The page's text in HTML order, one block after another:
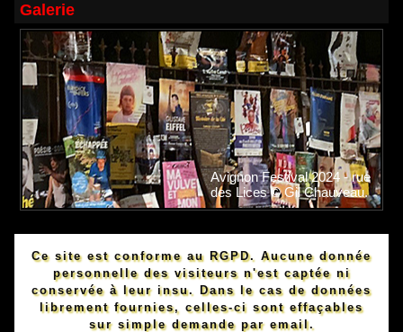
Galerie
Avignon Festival 2024 - rue
des Lices © Gil Chauveau.
Ce site est conforme au RGPD. Aucune donnée
personnelle des visiteurs n'est captée ni
conservée à leur insu. Dans le cas de données
librement fournies, celles-ci sont effaçables
sur simple demande par email.